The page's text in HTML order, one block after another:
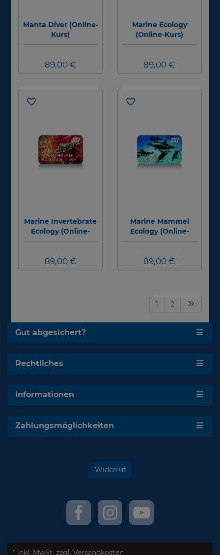
Manta Diver (Online-
Kurs)
89,00 €
Marine Ecology
(Online-Kurs)
89,00 €
Marine Invertebrate
Ecology (Online-
Kurs)
89,00 €
Marine Mammel
Ecology (Online-
Kurs)
89,00 €
1 2
Gut abgesichert?
Rechtliches
Informationen
Zahlungsmöglichkeiten
Widerruf
* inkl. MwSt. zzgl. Versandkosten